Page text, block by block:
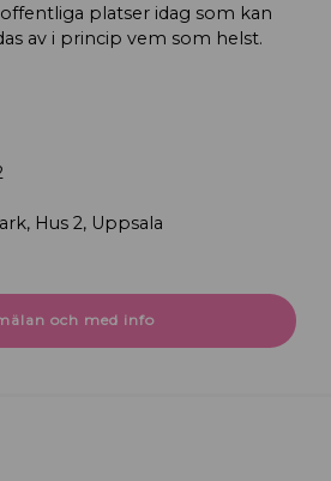
platser idag som kan
av i princip vem som helst.
Hus 2, Uppsala
och med info